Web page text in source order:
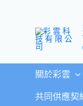
關於彩雲
共同供應契